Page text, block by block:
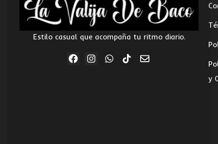
Estilo casual que acompaña tu ritmo diario.
y